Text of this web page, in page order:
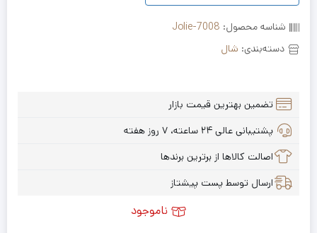
شناسه محصول: Jolie-7008
دسته‌بندی: شال
تضمین بهترین قیمت بازار
پشتیبانی عالی ۲۴ ساعته، ۷ روز هفته
اصالت کالاها از برترین برندها
ارسال توسط پست پیشتاز
ناموجود